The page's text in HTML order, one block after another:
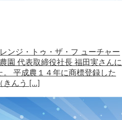
ンジ・トゥ・ザ・フ ューチャー
園 代表取締役社長 福田実さんに
平成農１４年に商標登録した
きんう […]